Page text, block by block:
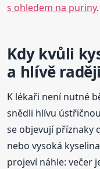
s ohledem na puriny.
Kdy kvůli
a hlívě
K lékaři není nutné
snědli hlívu
se objevují příznaky
nebo vysoká
projeví náhle: večer